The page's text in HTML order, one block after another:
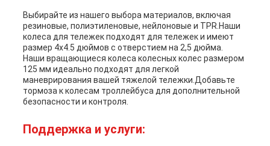
Выбирайте из нашего выбора материалов, включая
резиновые, полиэтиленовые, нейлоновые и TPR.Наши
колеса для тележек подходят для тележек и имеют
размер 4х4.5 дюймов с отверстием на 2,5 дюйма.
Наши вращающиеся колеса колесных колес размером
125 мм идеально подходят для легкой
маневрирования вашей тяжелой тележки.Добавьте
тормоза к колесам троллейбуса для дополнительной
безопасности и контроля.
Поддержка и услуги: